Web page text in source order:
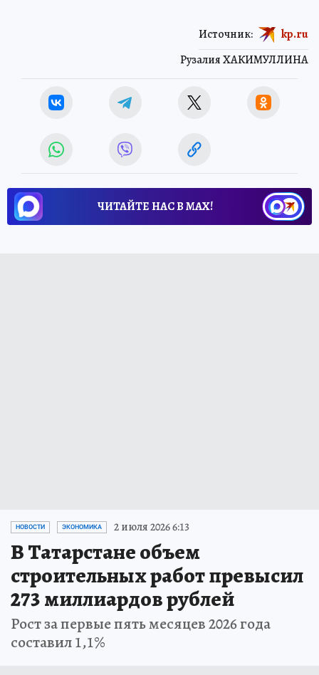
Рузалия ХАКИМУЛЛИНА
Источник: kp.ru
ЧИТАЙТЕ НАС В МАХ!
НОВОСТИ ЭКОНОМИКА 2 июля 2026 6:13
В Татарстане объем
строительных работ превысил
273 миллиардов рублей
Рост за первые пять месяцев 2026 года
составил 1,1%